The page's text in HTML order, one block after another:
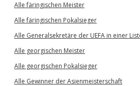
Alle färingischen Meister
Alle färingischen Pokalsieger
Alle Generalsekretäre der UEFA in einer
Alle georgischen Meister
Alle georgischen Pokalsieger
Alle Gewinner der Asienmeisterschaft